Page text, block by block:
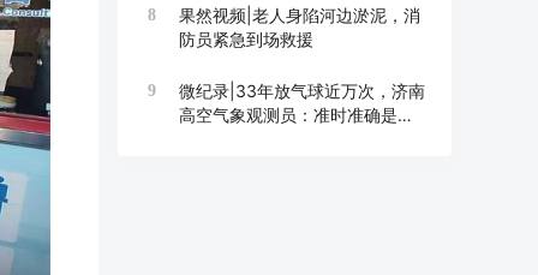
8
果然视频|老人身陷河边淤泥，消
防员紧急到场救援
9
微纪录|33年放气球近万次，济南
高空气象观测员：准时准确是底